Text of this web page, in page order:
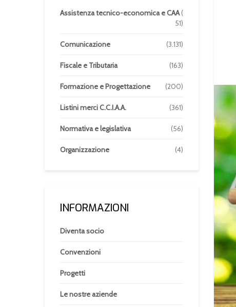
Assistenza tecnico-economica e CAA(
51)
Comunicazione (3.131)
Fiscale e Tributaria (163)
Formazione e Progettazione (200)
Listini merci C.C.I.A.A. (361)
Normativa e legislativa (56)
Organizzazione (4)
INFORMAZIONI
Diventa socio
Convenzioni
Progetti
Le nostre aziende